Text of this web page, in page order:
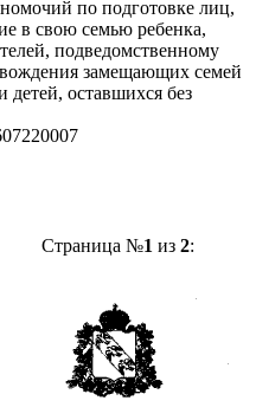
по подготовке лиц,
в свою семью ребенка,
подведомственному
замещающих семей
детей, оставшихся без
Страница №1 из 2: